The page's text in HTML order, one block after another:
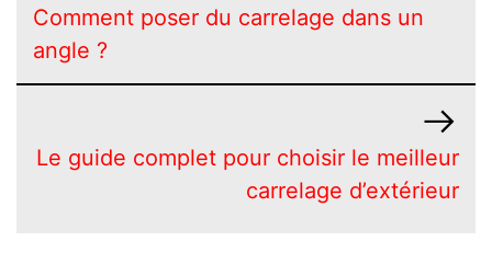
Comment poser du carrelage dans un
angle ?
Le guide complet pour choisir le meilleur
carrelage d’extérieur